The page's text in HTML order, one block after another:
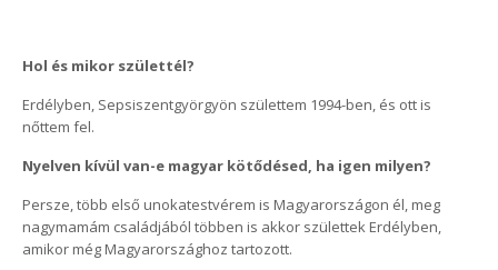
Hol és mikor születtél?
Erdélyben, Sepsiszentgyörgyön születtem 1994-ben, és ott is
nőttem fel.
Nyelven kívül van-e magyar kötődésed, ha igen milyen?
Persze, több első unokatestvérem is Magyarországon él, meg
nagymamám családjából többen is akkor születtek Erdélyben,
amikor még Magyarországhoz tartozott.